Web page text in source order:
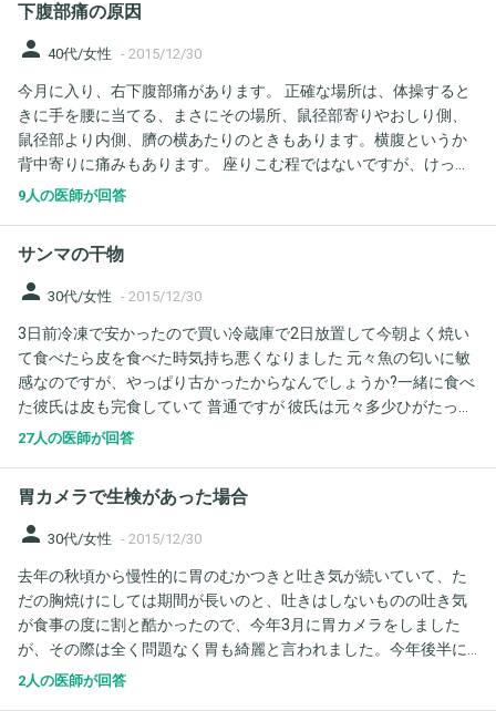
下腹部痛の原因
person 40代/女性 - 2015/12/30
今月に入り、右下腹部痛があります。 正確な場所は、体操すると
きに手を腰に当てる、まさにその場所、鼠径部寄りやおしり側、
鼠径部より内側、臍の横あたりのときもあります。横腹というか
背中寄りに痛みもあります。 座りこむ程ではないですが、けっこ
う強い痛みが続きます。 ただ、痛む場所が変わったり、ほとんど
大腸炎の持病があり主治医に聞きましたが、大腸炎からかもしれ
ないし違うかもと曖昧でした。 その他、椎間板ヘルニアは過去診
後一度も出ないため手術なし。 更に、膝下に時々赤いあざのよう
なものも出来ますが、これもまだ確定ついていません。 腹部エコ
ーはしたばかりで異常なし。(虫垂確定できず)、般的な採血異常な
し。炎症反応もなし。今月の尿検査異常なし。 婦人科も先週診た
ばかりで異常なし。 大腸カメラ1年半前異常なし。 原因は、潰瘍
節性紅班かも？と言ってますが。 4年程前に似たような痛みあ
り、胃腸カメラCT異常なく過敏性腸症候群と診断、2年程前にも
消えていました。久々に今月痛みが波がありながらも続いていま
す。突っ張るような痛みです。
9人の医師が回答
サンマの干物
person 30代/女性 - 2015/12/30
3日前冷凍で安かったので買い冷蔵庫で2日放置して今朝よく焼い
て食べたら皮を食べた時気持ち悪くなりました 元々魚の匂いに敏
感なのですが、やっぱり古かったからなんでしょうか?一緒に食べ
た彼氏は皮も完食していて 普通ですが 彼氏は元々多少ひがたった
物でも良く実家で食べてたから味覚音痴です 吐き気は今はなく口
27人の医師が回答
胃カメラで生検があった場合
person 30代/女性 - 2015/12/30
去年の秋頃から慢性的に胃のむかつきと吐き気が続いていて、た
だの胸焼けにしては期間が長いのと、吐きはしないものの吐き気
が食事の度に割と酷かったので、今年3月に胃カメラをしました
が、その際は全く問題なく胃も綺麗と言われました。今年後半に
つれて徐々にましにはなってきたものの、まだ以前のようにスカ
2人の医師が回答